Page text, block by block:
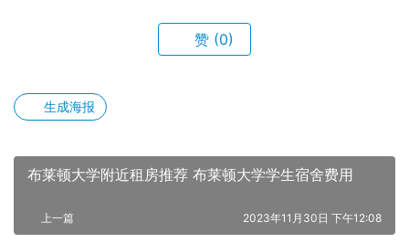
赞 (0)
生成海报
布莱顿大学附近租房推荐 布莱顿大学学生宿舍费用
上一篇 2023年11月30日 下午12:08